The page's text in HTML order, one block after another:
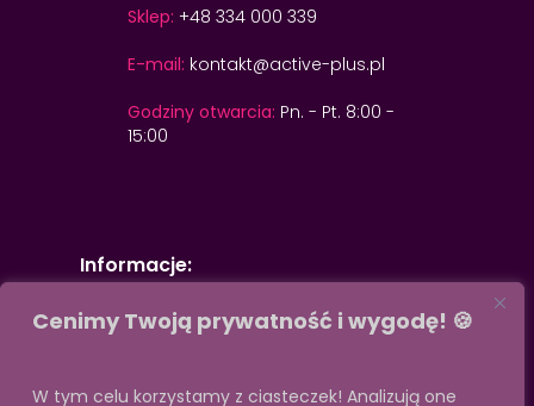
Cenimy Twoją prywatność i wygodę! 🍪
W tym celu korzystamy z ciasteczek! Analizują one
Sklep: +48 334 000 339
E-mail: kontakt@active-plus.pl
Godziny otwarcia: Pn. - Pt. 8:00 -
15:00
Informacje:
Metody płatności
Regulamin
Informacja o cookies
Sklep